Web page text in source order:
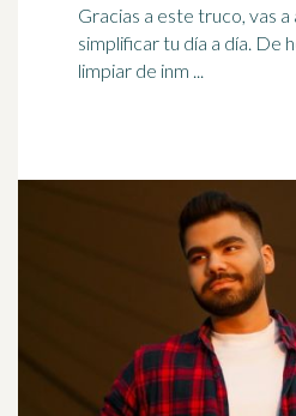
Gracias a este truco, vas
simplificar tu día a día. De
limpiar de inm ...